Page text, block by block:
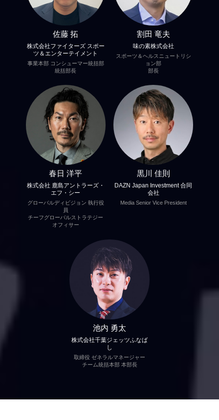
佐藤 拓
株式会社ファイターズ スポー
ツ＆エンターテイメント
事業本部 コンシューマー統括部
統括部長
割田 竜夫
味の素株式会社
スポーツ＆ヘルスニュートリシ
ョン部
部長
春日 洋平
株式会社 鹿島アントラーズ・
エフ・シー
グローバルディビジョン 執行役
員
チーフグローバルストラテジー
オフィサー
黒川 佳則
DAZN Japan Investment 合同
会社
Media Senior Vice President
池内 勇太
株式会社千葉ジェッツふなば
し
取締役 ゼネラルマネージャー
チーム統括本部 本部長